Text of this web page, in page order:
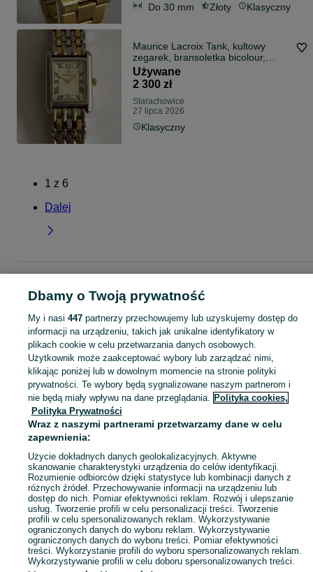
Do 30 mm Złoty Klasyczny
Maurice Lacroix Tank, kultowy
zegarek, bransoletka bicolour,
luksusowy
Używane
2 300 zł
Starachowice
27 lipca 2026
Klasyczny
1 z 6
Dalej
Świętokrzyskie
Zegarki damskie - Starachowice
KATEGORIA
Zobacz
Mapa kategorii
Mapa miejscowości
Mapa ministron
Popularne wyszukiwania
Dbamy o Twoją prywatność
My i nasi 447partnerzy przechowujemy lub uzyskujemy dostęp do
informacji na urządzeniu, takich jak unikalne identyfikatory w
plikach cookie w celu przetwarzania danych osobowych.
Użytkownik może zaakceptować wybory lub zarządzać nimi,
klikając poniżej lub w dowolnym momencie na stronie polityki
prywatności. Te wybory będą sygnalizowane naszym partnerom i
nie będą miały wpływu na dane przeglądania. Polityka cookies,
Polityka Prywatności
Wraz z naszymi partnerami przetwarzamy dane w celu
zapewnienia:
Użycie dokładnych danych geolokalizacyjnych. Aktywne
skanowanie charakterystyki urządzenia do celów identyfikacji.
Rozumienie odbiorców dzięki statystyce lub kombinacji danych z
różnych źródeł. Przechowywanie informacji na urządzeniu lub
dostęp do nich. Pomiar efektywności reklam. Rozwój i ulepszanie
usług. Tworzenie profili w celu personalizacji treści. Tworzenie
profili w celu spersonalizowanych reklam. Wykorzystywanie
ograniczonych danych do wyboru reklam. Wykorzystywanie
ograniczonych danych do wyboru treści. Pomiar efektywności
treści. Wykorzystanie profili do wyboru spersonalizowanych reklam.
Wykorzystywanie profili w celu doboru spersonalizowanych treści.